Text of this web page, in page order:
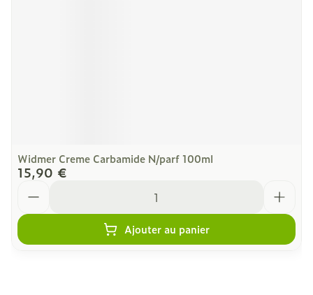
Widmer Creme Carbamide N/parf 100ml
15,90 €
Ajouter au panier